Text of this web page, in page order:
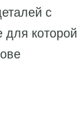
с
для которой